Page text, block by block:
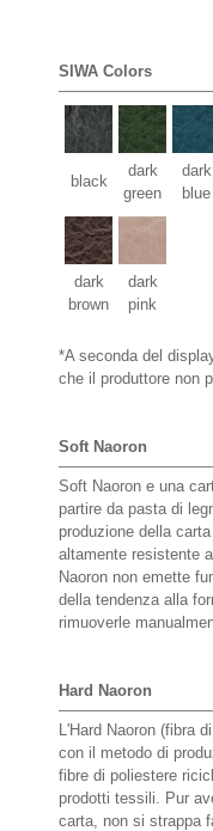
SIWA Colors
black
dark
green
dark
blue
dark
brown
dark
pink
*A seconda del
che il produttore non
Soft Naoron
Soft Naoron e una
partire da pasta di
produzione della
altamente resistente
Naoron non emette
della tendenza alla
rimuoverle
Hard Naoron
L'Hard Naoron (fibra
con il metodo di
fibre di poliestere
prodotti tessili. Pur
carta, non si strappa